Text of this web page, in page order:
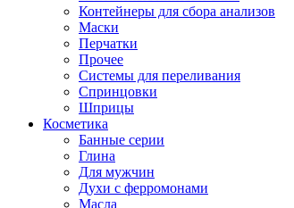
Контейнеры для сбора анализов
Маски
Перчатки
Прочее
Системы для переливания
Спринцовки
Шприцы
Косметика
Банные серии
Глина
Для мужчин
Духи с ферромонами
Масла